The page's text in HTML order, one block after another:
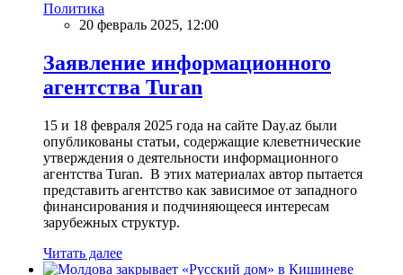
Политика
20 февраль 2025, 12:00
Заявление информационного
агентства Turan
15 и 18 февраля 2025 года на сайте Day.az были
опубликованы статьи, содержащие клеветнические
утверждения о деятельности информационного
агентства Turan. В этих материалах автор пытается
представить агентство как зависимое от западного
финансирования и подчиняющееся интересам
зарубежных структур.
Читать далее